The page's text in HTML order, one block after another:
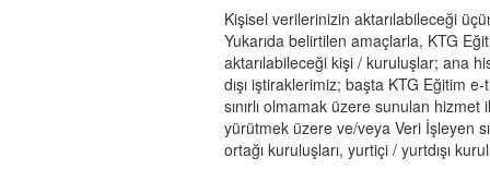
Kişisel verilerinizin aktarılabileceği
Yukarıda belirtilen amaçlarla, KTG
aktarılabileceği kişi / kuruluşlar; ana
dışı iştiraklerimiz; başta KTG Eğitim
sınırlı olmamak üzere sunulan
yürütmek üzere ve/veya Veri İşleyen
ortağı kuruluşları, yurtiçi / yurtdışı